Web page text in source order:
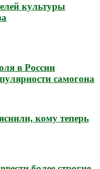
культуры
в России
самогона
кому теперь